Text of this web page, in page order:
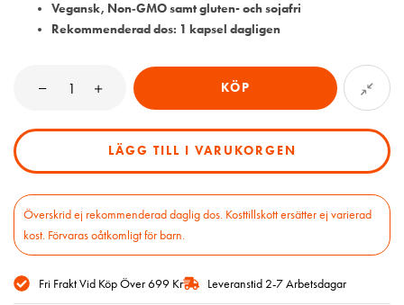
Vegansk, Non‑GMO samt gluten- och sojafri
Rekommenderad dos: 1 kapsel dagligen
KÖP
LÄGG TILL I VARUKORGEN
Överskrid ej rekommenderad daglig dos. Kosttillskott ersätter ej varierad
kost. Förvaras oåtkomligt för barn.
Fri Frakt Vid Köp Över 699 Kr Leveranstid 2-7 Arbetsdagar